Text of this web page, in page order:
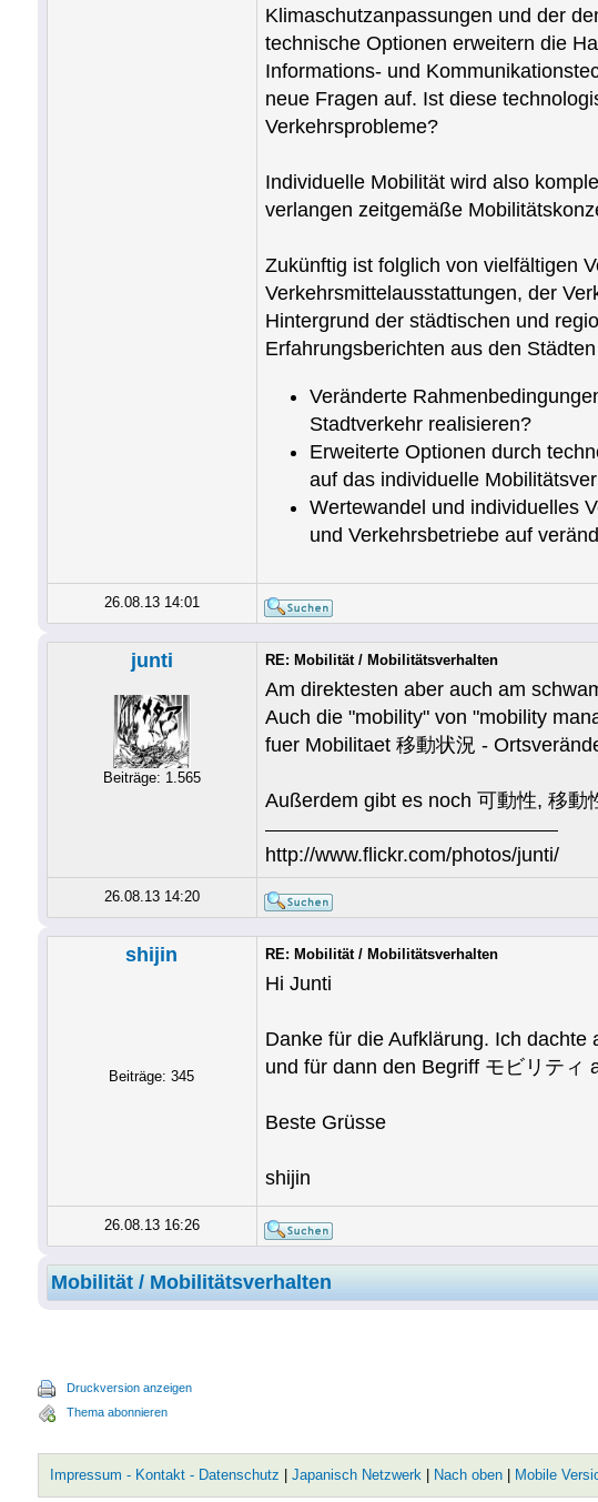
Klimaschutzanpassungen und der
technische Optionen erweitern die
Informations- und
neue Fragen auf. Ist diese
Verkehrsprobleme?
Individuelle Mobilität wird also
verlangen zeitgemäße
Zukünftig ist folglich von vielfältigen
Verkehrsmittelausstattungen, der
Hintergrund der städtischen und
Erfahrungsberichten aus den
Veränderte
Stadtverkehr realisieren?
Erweiterte Optionen durch
auf das individuelle
Wertewandel und individuelles
und Verkehrsbetriebe auf
26.08.13 14:01
junti
Beiträge: 1.565
RE: Mobilität / Mobilitätsverhalten
Am direktesten aber auch am
Auch die "mobility" von "mobility
fuer Mobilitaet 移動状況 -
Außerdem gibt es noch 可動性, 移
http://www.flickr.com/photos/junti/
26.08.13 14:20
shijin
Beiträge: 345
RE: Mobilität / Mobilitätsverhalten
Hi Junti
Danke für die Aufklärung. Ich
und für dann den Begriff モビリティ
Beste Grüsse
shijin
26.08.13 16:26
Mobilität / Mobilitätsverhalten
Druckversion anzeigen
Thema abonnieren
Impressum - Kontakt - Datenschutz Japanisch Netzwerk| Nach oben| Mobile